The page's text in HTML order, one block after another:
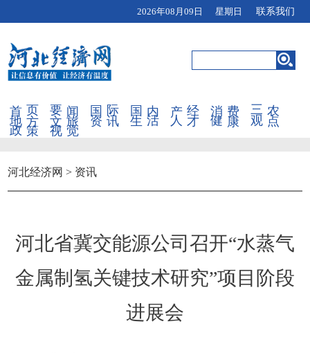
2026年08月09日 星期日 联系我们
地方 文旅 资讯 生活 人才 健康 观点
政策 视觉
河北经济网 > 资讯
河北省冀交能源公司召开“水蒸气
金属制氢关键技术研究”项目阶段
进展会